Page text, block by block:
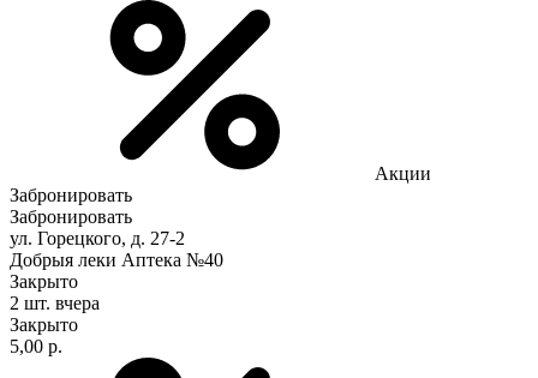
Акции
Забронировать
Забронировать
ул. Горецкого, д. 27-2
Добрыя леки Аптека №40
Закрыто
2 шт. вчера
Закрыто
5,00 р.